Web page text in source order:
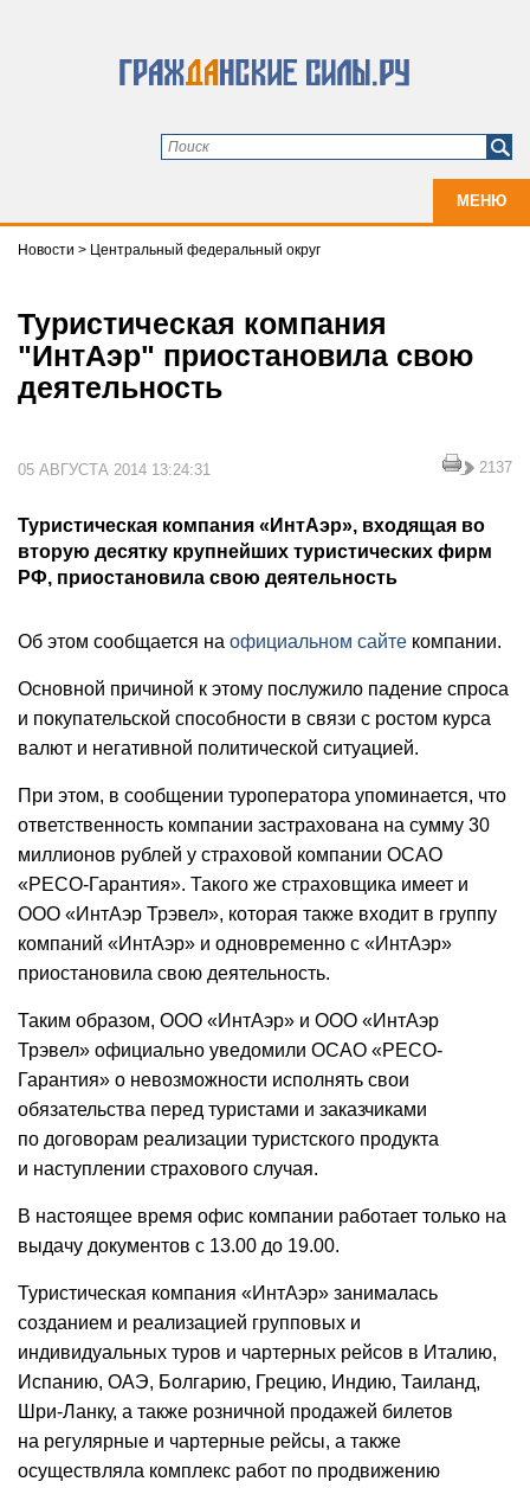
МЕНЮ
Новости > Центральный федеральный округ
Туристическая компания
"ИнтАэр" приостановила свою
деятельность
05 АВГУСТА 2014 13:24:31 2137
Туристическая компания «ИнтАэр», входящая во
вторую десятку крупнейших туристических фирм
РФ, приостановила свою деятельность
Об этом сообщается на официальном сайте компании.
Основной причиной к этому послужило падение спроса
и покупательской способности в связи с ростом курса
валют и негативной политической ситуацией.
При этом, в сообщении туроператора упоминается, что
ответственность компании застрахована на сумму 30
миллионов рублей у страховой компании ОСАО
«РЕСО-Гарантия». Такого же страховщика имеет и
ООО «ИнтАэр Трэвел», которая также входит в группу
компаний «ИнтАэр» и одновременно с «ИнтАэр»
приостановила свою деятельность.
Таким образом, ООО «ИнтАэр» и ООО «ИнтАэр
Трэвел» официально уведомили ОСАО «РЕСО-
Гарантия» о невозможности исполнять свои
обязательства перед туристами и заказчиками
по договорам реализации туристского продукта
и наступлении страхового случая.
В настоящее время офис компании работает только на
выдачу документов с 13.00 до 19.00.
Туристическая компания «ИнтАэр» занималась
созданием и реализацией групповых и
индивидуальных туров и чартерных рейсов в Италию,
Испанию, ОАЭ, Болгарию, Грецию, Индию, Таиланд,
Шри-Ланку, а также розничной продажей билетов
на регулярные и чартерные рейсы, а также
осуществляла комплекс работ по продвижению